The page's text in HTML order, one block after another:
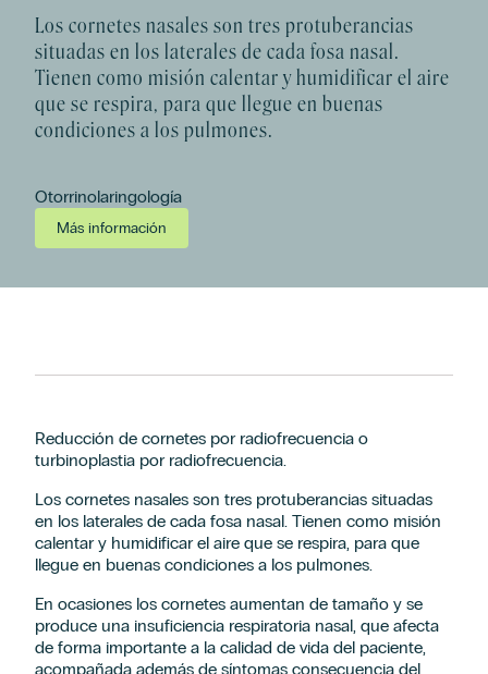
Los cornetes nasales son tres protuberancias
situadas en los laterales de cada fosa nasal.
Tienen como misión calentar y humidificar el aire
que se respira, para que llegue en buenas
condiciones a los pulmones.
Otorrinolaringología
Más información
Reducción de cornetes por radiofrecuencia o
turbinoplastia por radiofrecuencia.
Los cornetes nasales son tres protuberancias situadas
en los laterales de cada fosa nasal. Tienen como misión
calentar y humidificar el aire que se respira, para que
llegue en buenas condiciones a los pulmones.
En ocasiones los cornetes aumentan de tamaño y se
produce una insuficiencia respiratoria nasal, que afecta
de forma importante a la calidad de vida del paciente,
acompañada además de síntomas consecuencia del